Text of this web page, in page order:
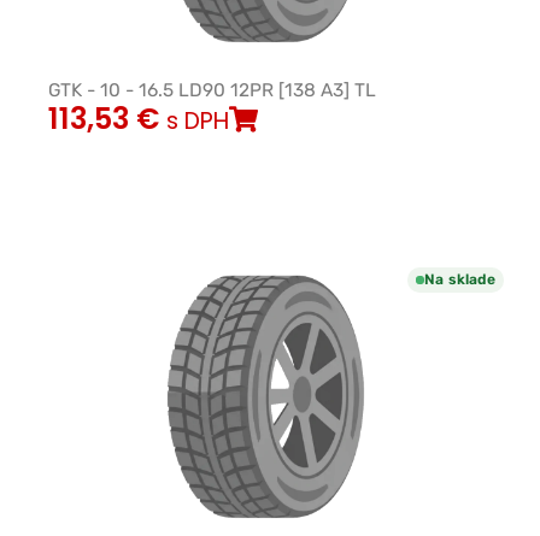
GTK - 10 - 16.5 LD90 12PR [138 A3] TL
113,53 € s DPH
Na sklade